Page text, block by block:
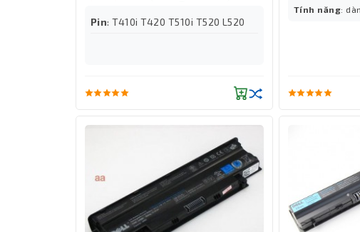
Pin: T410i T420 T510i T520 L520
Tính năng: